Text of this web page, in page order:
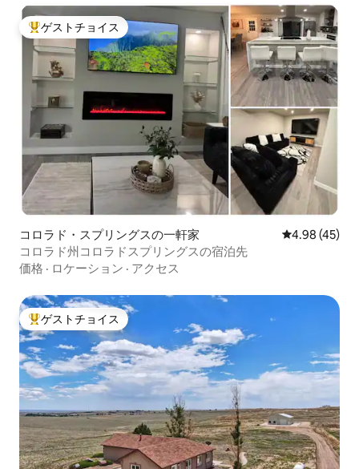
大好評のゲストチョイスです。
ゲストチョイス
コロラド・スプリングスの一軒家 レビュー45
4.98 (45)
コロラド州コロラドスプリングスの宿泊先
価格 · ロケーション · アクセス
大好評のゲストチョイスです。
ゲストチョイス